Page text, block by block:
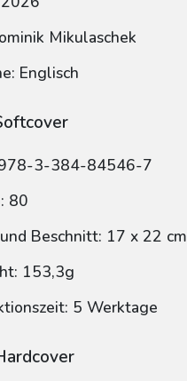
Mikulaschek
Englisch
978-3-384-84546-7
80
Beschnitt: 17 x 22 cm
153,3g
5 Werktage